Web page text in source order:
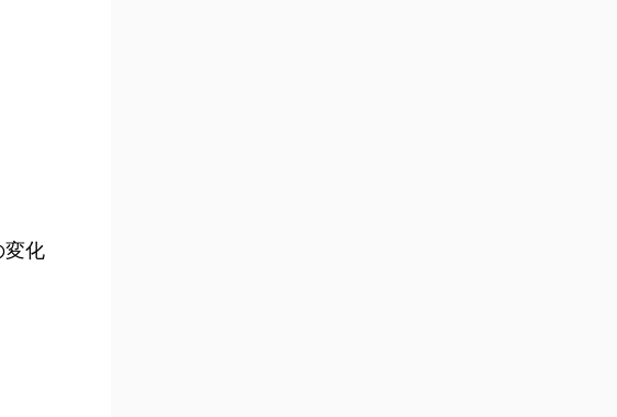
変化